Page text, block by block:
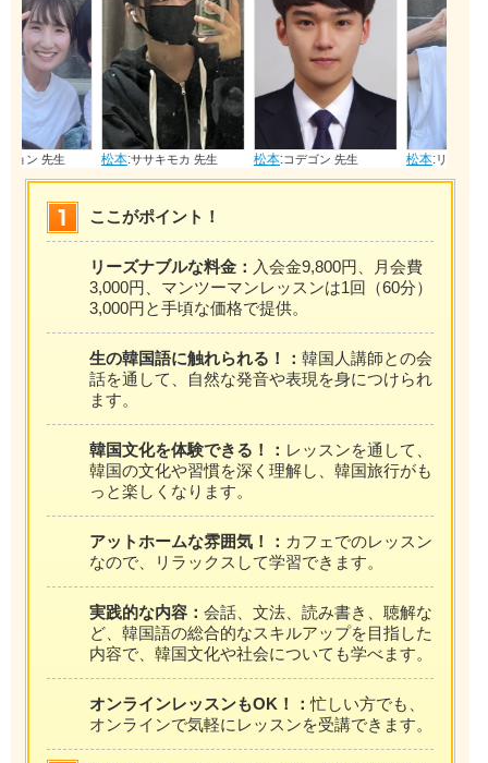
松本:ササキモカ 先生 松本:コデゴン 先生 松本: リヘギョン 先生
ここがポイント！
リーズナブルな料金： 入会金9,800円、月会費
3,000円、マンツーマンレッスンは1回（60分）
3,000円と手頃な価格で提供。
生の韓国語に触れられる！： 韓国人講師との会
話を通して、自然な発音や表現を身につけられ
ます。
韓国文化を体験できる！： レッスンを通して、
韓国の文化や習慣を深く理解し、韓国旅行がも
っと楽しくなります。
アットホームな雰囲気！： カフェでのレッスン
なので、リラックスして学習できます。
実践的な内容： 会話、文法、読み書き、聴解な
ど、韓国語の総合的なスキルアップを目指した
内容で、韓国文化や社会についても学べます。
オンラインレッスンもOK！：忙しい方でも、
オンラインで気軽にレッスンを受講できます。